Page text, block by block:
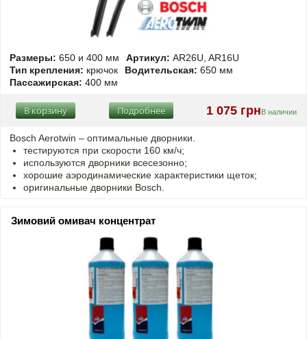
Размеры: 650 и 400 мм Артикул: AR26U, AR16U
Тип крепления: крючок Водительская: 650 мм
Пассажирская: 400 мм
1 075 грнВ наличии
Подробнее
В корзину
Bosch Aerotwin – оптимальные дворники.
тестируются при скорости 160 км/ч;
используются дворники всесезонно;
хорошие аэродинамические характеристики щеток;
оригинальные дворники Bosch.
Зимовий омивач концентрат